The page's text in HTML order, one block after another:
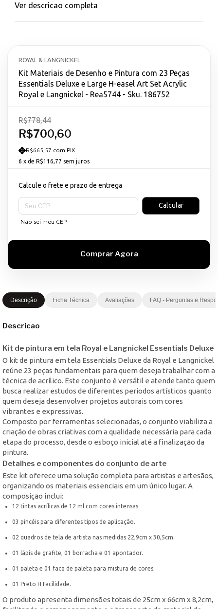
Ver descricao completa
ROYAL & LANGNICKEL
Kit Materiais de Desenho e Pintura com 23 Peças
Essentials Deluxe e Large H-easel Art Set Acrylic
Royal e Langnickel - Rea5744 - Sku. 186752
R$700,60
R$778,44
R$665,57 com PIX
6 x de R$116,77 sem juros
Calcule o frete e prazo de entrega
Entregas para o CEP:
Calcular
Não sei meu CEP
Descrição Ficha Técnica Avaliações FAQ - Perguntas e
Descricao
Kit de pintura em tela Royal e Langnickel Essentials Deluxe
O kit de pintura em tela Essentials Deluxe da Royal e Langnickel
reúne 23 peças fundamentais para quem deseja trabalhar com a
técnica de acrílico. Este conjunto é versátil e atende tanto quem
busca realizar estudos de diferentes períodos artísticos quanto
quem deseja desenvolver projetos autorais com cores
vibrantes e expressivas.
Composto por ferramentas selecionadas, o conjunto viabiliza a
criação de obras criativas com a qualidade necessária para cada
etapa do processo, desde o esboço inicial até a finalização da
pintura.
Detalhes e componentes do conjunto de arte
Este kit oferece uma solução completa para artistas e artesãos,
organizando os materiais essenciais em um único lugar. A
composição inclui:
12 tintas acrílicas de 12 ml com cores intensas.
03 pincéis para diferentes tipos de aplicação.
02 quadros de tela de artista nas medidas 22,9cm x 30,5cm.
01 lápis de grafite, 01 borracha e 01 apontador.
01 paleta e 01 faca de paleta para mistura de cores.
01 Preto H Facilidade.
O produto apresenta dimensões totais de 25cm x 66cm x 8,2cm,